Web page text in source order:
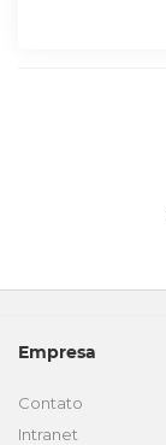
Empresa
Contato
Intranet